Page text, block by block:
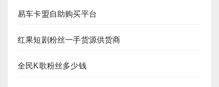
易车卡盟自助购买平台
红果短剧粉丝一手货源供货商
全民K歌粉丝多少钱